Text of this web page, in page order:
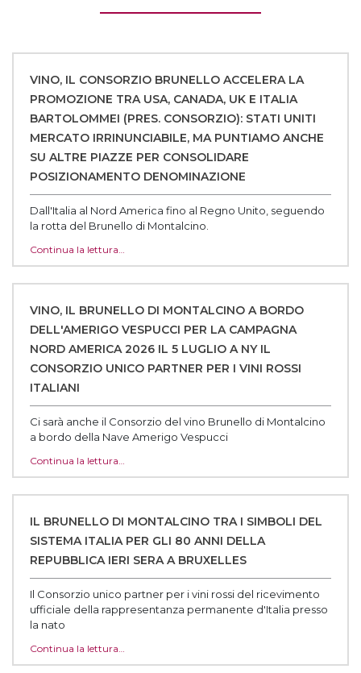
VINO, IL CONSORZIO BRUNELLO ACCELERA LA
PROMOZIONE TRA USA, CANADA, UK E ITALIA
BARTOLOMMEI (PRES. CONSORZIO): STATI UNITI
MERCATO IRRINUNCIABILE, MA PUNTIAMO ANCHE
SU ALTRE PIAZZE PER CONSOLIDARE
POSIZIONAMENTO DENOMINAZIONE
Dall'Italia al Nord America fino al Regno Unito, seguendo
la rotta del Brunello di Montalcino.
Continua la lettura…
VINO, IL BRUNELLO DI MONTALCINO A BORDO
DELL'AMERIGO VESPUCCI PER LA CAMPAGNA
NORD AMERICA 2026 IL 5 LUGLIO A NY IL
CONSORZIO UNICO PARTNER PER I VINI ROSSI
ITALIANI
Ci sarà anche il Consorzio del vino Brunello di Montalcino
a bordo della Nave Amerigo Vespucci
Continua la lettura…
IL BRUNELLO DI MONTALCINO TRA I SIMBOLI DEL
SISTEMA ITALIA PER GLI 80 ANNI DELLA
REPUBBLICA IERI SERA A BRUXELLES
Il Consorzio unico partner per i vini rossi del ricevimento
ufficiale della rappresentanza permanente d'Italia presso
la nato‌
Continua la lettura…